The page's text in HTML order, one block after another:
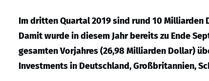
Im dritten Quartal 2019 sind rund 10
Damit wurde in diesem Jahr bereits zu Ende
gesamten Vorjahres (26,98 Milliarden Dollar)
Investments in Deutschland, Großbritannien,